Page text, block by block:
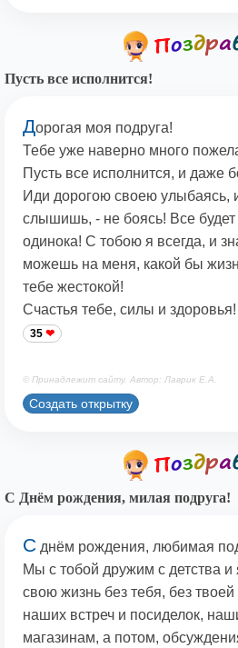
Пусть все исполнится!
Дорогая моя подруга!
Тебе уже наверно много
Пусть все исполнится, и даже
Иди дорогою своею улыбаясь,
слышишь, - не боясь! Все
одинока! С тобою я всегда, и
можешь на меня, какой бы
тебе жестокой!
Счастья тебе, силы и здоровья!
35
© Принадлежит сайту. Автор: Лаврик Е.А.
Создать открытку
С Днём рождения, милая подруга!
С днём рождения, любимая
Мы с тобой дружим с детства и
свою жизнь без тебя, без
наших встреч и посиделок,
магазинам, а потом,